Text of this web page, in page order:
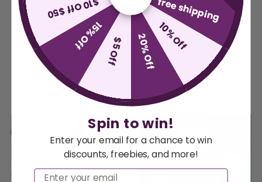
Knuffelbaar
piepspeelgoed
dierentuin dier
Normale
prijs
$12.98
Dino Piepende
Hondenknuffels met
Touwknoop
Normale
$9.98
free shipping
10% Off
20% Off
$5 Off
15% Off
$10 Off $50
Spin to win!
Enter your email for a chance to win
discounts, freebies, and more!
Email